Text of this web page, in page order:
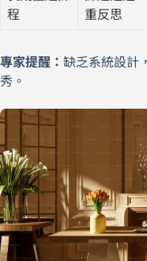
程
重反思
專家提醒： 缺乏系統設計
秀。